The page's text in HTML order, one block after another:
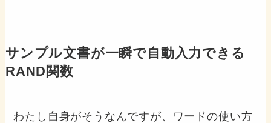
サンプル文書が一瞬で自動入力できる
RAND関数
わたし自身がそうなんですが、ワードの使い方